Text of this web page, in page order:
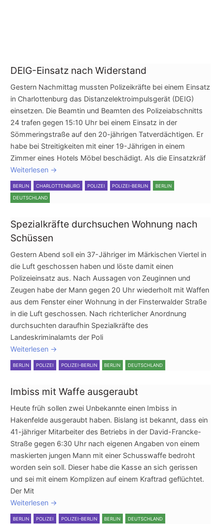
DEIG-Einsatz nach Widerstand
Gestern Nachmittag mussten Polizeikräfte bei einem Einsatz
in Charlottenburg das Distanzelektroimpulsgerät (DEIG)
einsetzen. Die Beamtin und Beamten des Polizeiabschnitts
24 trafen gegen 15:10 Uhr bei einem Einsatz in der
Sömmeringstraße auf den 20-jährigen Tatverdächtigen. Er
habe bei Streitigkeiten mit einer 19-Jährigen in einem
Zimmer eines Hotels Möbel beschädigt. Als die Einsatzkräf
Weiterlesen →
BERLIN CHARLOTTENBURG POLIZEI POLIZEI-BERLIN BERLIN
DEUTSCHLAND
Spezialkräfte durchsuchen Wohnung nach
Schüssen
Gestern Abend soll ein 37-Jähriger im Märkischen Viertel in
die Luft geschossen haben und löste damit einen
Polizeieinsatz aus. Nach Aussagen von Zeuginnen und
Zeugen habe der Mann gegen 20 Uhr wiederholt mit Waffen
aus dem Fenster einer Wohnung in der Finsterwalder Straße
in die Luft geschossen. Nach richterlicher Anordnung
durchsuchten daraufhin Spezialkräfte des
Landeskriminalamts der Poli
Weiterlesen →
BERLIN POLIZEI POLIZEI-BERLIN BERLIN DEUTSCHLAND
Imbiss mit Waffe ausgeraubt
Heute früh sollen zwei Unbekannte einen Imbiss in
Hakenfelde ausgeraubt haben. Bislang ist bekannt, dass ein
41-jähriger Mitarbeiter des Betriebs in der David-Francke-
Straße gegen 6:30 Uhr nach eigenen Angaben von einem
maskierten jungen Mann mit einer Schusswaffe bedroht
worden sein soll. Dieser habe die Kasse an sich gerissen
und sei mit einem Komplizen auf einem Kraftrad geflüchtet.
Der Mit
Weiterlesen →
BERLIN POLIZEI POLIZEI-BERLIN BERLIN DEUTSCHLAND